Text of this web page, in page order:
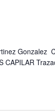
Gonzalez
CAPILAR